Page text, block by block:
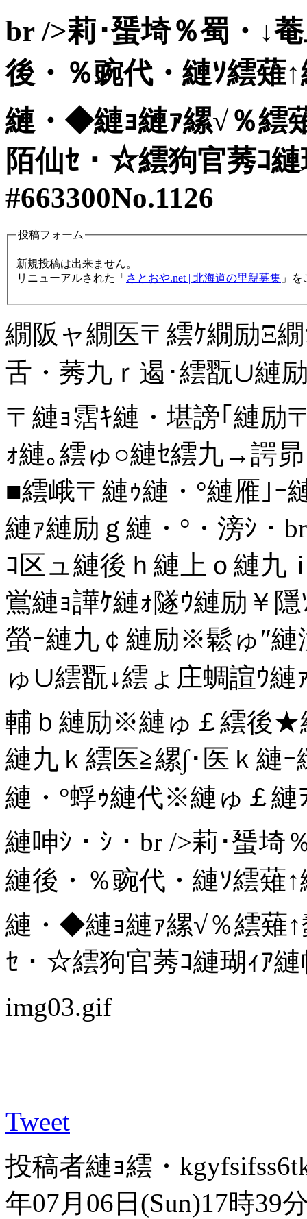
br />莉･蜑埼％蜀・↓
後・％豌代・縺ｿ繧
縺・◆縺ｮ縺ｧ縲√％繧
陌仙ｾ・☆繧狗官莠ｺ
#663300No.1126
投稿フォーム
新規投稿は出来ません。
リニューアルされた「 さとおや.net | 北海道の里親募集 」
繝阪ャ繝医〒繧ｹ繝励Ξ
舌・莠九ｒ遏･繧翫∪縺
〒縺ｮ霑ｷ縺・堪謗｢縺励
ｫ縺｡繧ゅ○縺ｾ繧九→諤
■繧峨〒縺ｩ縺・°縺雁｣
縺ｧ縺励ｇ縺・°・滂ｼ・
ｺ区ュ縺後ｈ縺上ｏ縺九
鴬縺ｮ譁ｹ縺ｫ隧ｳ縺励￥
螢ｰ縺九￠縺励※鬆ゅ″縺
ゅ∪繧翫↓繧ょ庄蜩諠ｳ
輔ｂ縺励※縺ゅ￡繧後★
縺九ｋ繧医≧縲∫･医ｋ縺
縺・°蜉ｩ縺代※縺ゅ￡縺
縺呻ｼ・ｼ・br />莉･蜑
縺後・％豌代・縺ｿ繧
縺・◆縺ｮ縺ｧ縲√％繧薙
ｾ・☆繧狗官莠ｺ縺瑚ｨｱ
img03.gif
Tweet
投稿者縺ｮ繧・
年07月06日(Sun)17時39